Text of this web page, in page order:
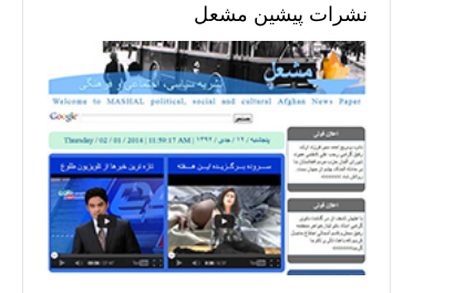
نشرات پیشین مشعل